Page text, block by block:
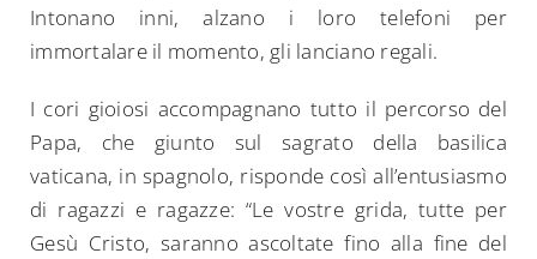
Intonano inni, alzano i loro telefoni per
immortalare il momento, gli lanciano regali.
I cori gioiosi accompagnano tutto il percorso del
Papa, che giunto sul sagrato della basilica
vaticana, in spagnolo, risponde così all’entusiasmo
di ragazzi e ragazze: “Le vostre grida, tutte per
Gesù Cristo, saranno ascoltate fino alla fine del